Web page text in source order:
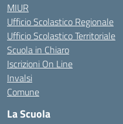
MIUR
Ufficio Scolastico Regionale
Ufficio Scolastico Territoriale
Scuola in Chiaro
Iscrizioni On Line
Invalsi
Comune
La Scuola